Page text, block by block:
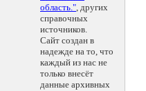
область.", других
справочных
источников.
Сайт создан в
надежде на то, что
каждый из нас не
только внесёт
данные архивных